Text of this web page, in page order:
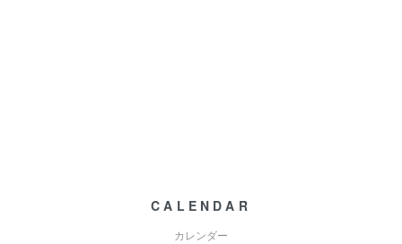
CALENDAR
カレンダー